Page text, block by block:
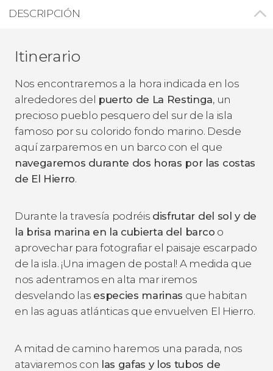
DESCRIPCIÓN
Itinerario
Nos encontraremos a la hora indicada en los
alrededores del puerto de La Restinga, un
precioso pueblo pesquero del sur de la isla
famoso por su colorido fondo marino. Desde
aquí zarparemos en un barco con el que
navegaremos durante dos horas por las costas
de El Hierro.
Durante la travesía podréis disfrutar del sol y de
la brisa marina en la cubierta del barco o
aprovechar para fotografiar el paisaje escarpado
de la isla. ¡Una imagen de postal! A medida que
nos adentramos en alta mar iremos
desvelando las especies marinas que habitan
en las aguas atlánticas que envuelven El Hierro.
A mitad de camino haremos una parada, nos
ataviaremos con las gafas y los tubos de